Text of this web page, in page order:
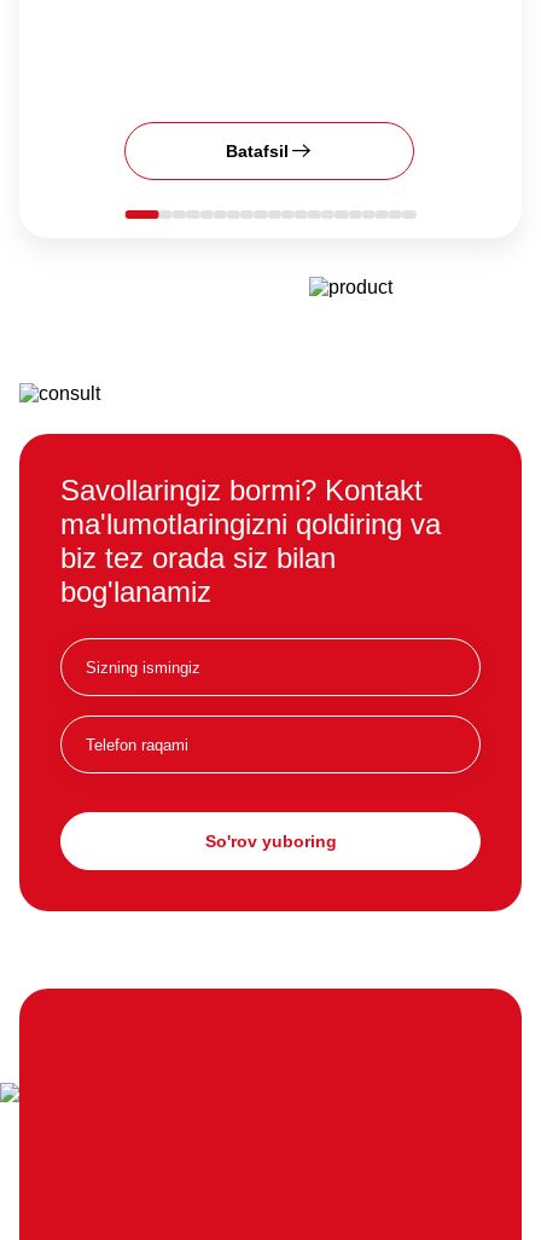
Batafsil
Savollaringiz bormi? Kontakt
ma'lumotlaringizni qoldiring va
biz tez orada siz bilan
bog'lanamiz
So'rov yuboring